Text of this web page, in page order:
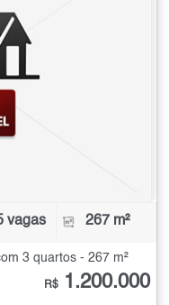
vagas 267 m²
3 quartos - 267 m²
R$ 1.200.000